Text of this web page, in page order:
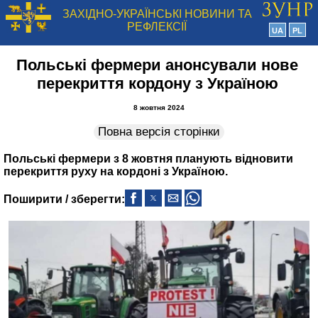
ЗАХІДНО-УКРАЇНСЬКІ НОВИНИ ТА
РЕФЛЕКСІЇ
UA PL
Польські фермери анонсували нове
перекриття кордону з Україною
8 жовтня 2024
Повна версія сторінки
Польські фермери з 8 жовтня планують відновити
перекриття руху на кордоні з Україною.
Поширити / зберегти: